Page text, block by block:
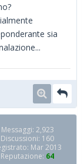
sia
Messaggi: 2,923
Discussioni: 160
Mar 2013
Reputazione: 64